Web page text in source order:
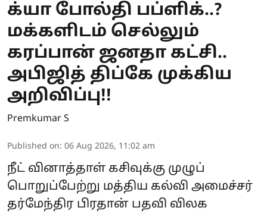
க்யா போல்தி பப்ளிக்..?
மக்களிடம் செல்லும்
கரப்பான் ஜனதா கட்சி..
அபிஜித் திப்கே முக்கிய
அறிவிப்பு!!
Premkumar S
Published on: 06 Aug 2026, 11:02 am
நீட் வினாத்தாள் கசிவுக்கு முழுப்
பொறுப்பேற்று மத்திய கல்வி அமைச்சர்
தர்மேந்திர பிரதான் பதவி விலக